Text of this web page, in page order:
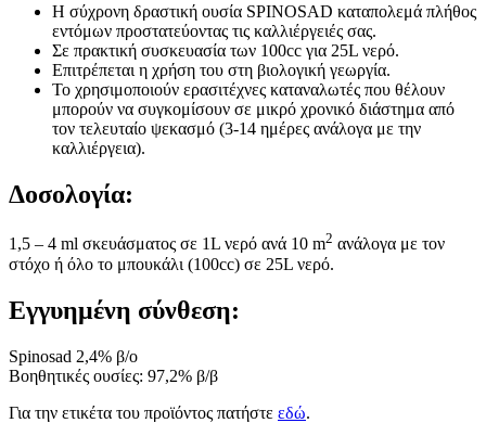
Η σύχρονη δραστική ουσία SPINOSAD καταπολεμά πλήθος
εντόμων προστατεύοντας τις καλλιέργειές σας.
Σε πρακτική συσκευασία των 100cc για 25L νερό.
Επιτρέπεται η χρήση του στη βιολογική γεωργία.
Το χρησιμοποιούν ερασιτέχνες καταναλωτές που θέλουν
μπορούν να συγκομίσουν σε μικρό χρονικό διάστημα από
τον τελευταίο ψεκασμό (3-14 ημέρες ανάλογα με την
καλλιέργεια).
Δοσολογία:
1,5 – 4 ml σκευάσματος σε 1L νερό ανά 10 m2 ανάλογα με τον
στόχο ή όλο το μπουκάλι (100cc) σε 25L νερό.
Εγγυημένη σύνθεση:
Spinosad 2,4% β/ο
Βοηθητικές ουσίες: 97,2% β/β
Για την ετικέτα του προϊόντος πατήστε εδώ.